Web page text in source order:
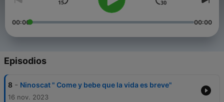
00:00 00:00
Episodios
8 - Ninoscat " Come y bebe que la vida es breve"
16 nov. 2023